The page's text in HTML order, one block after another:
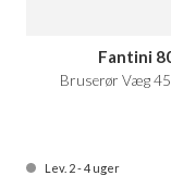
Fantini
Bruserør Væg 45
Lev. 2 - 4 uger